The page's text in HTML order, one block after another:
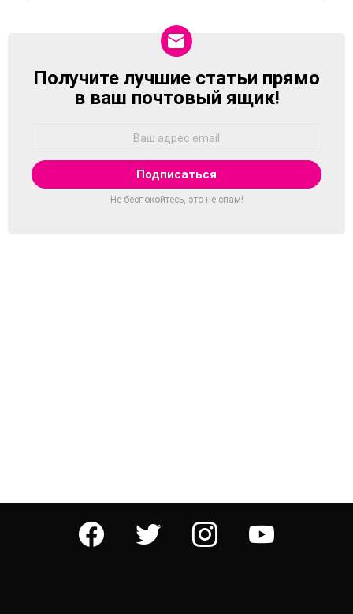
NEWSLETTER
Получите лучшие статьи прямо
в ваш почтовый ящик!
Не беспокойтесь, это не спам!
facebook twitter instagram